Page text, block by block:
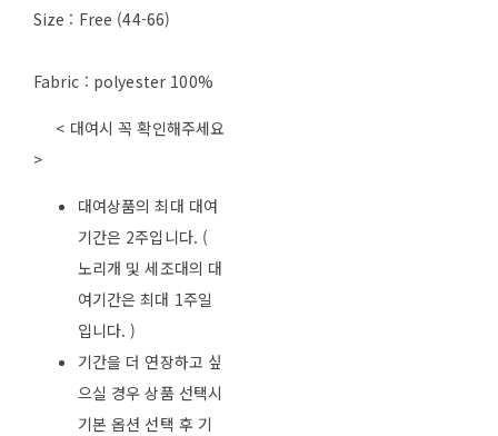
Size : Free (44-66)
Fabric : polyester 100%
< 대여시 꼭 확인해주세요
>
대여상품의 최대 대여
기간은 2주입니다. (
노리개 및 세조대의 대
여기간은 최대 1주일
입니다. )
기간을 더 연장하고 싶
으실 경우 상품 선택시
기본 옵션 선택 후 기